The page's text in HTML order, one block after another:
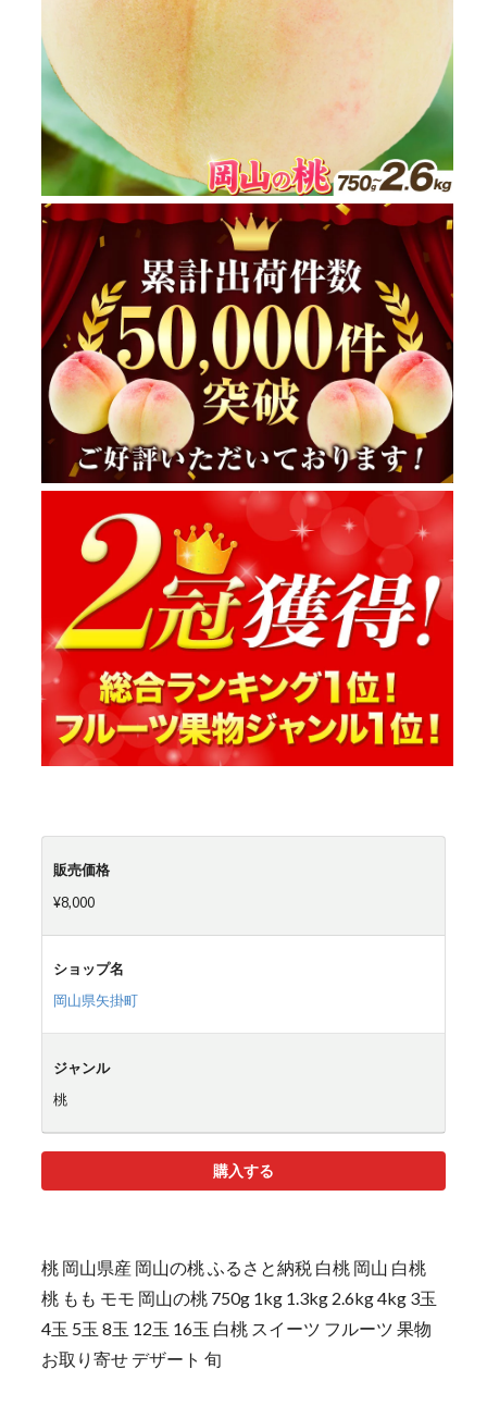
販売価格
¥8,000
ショップ名
岡山県矢掛町
ジャンル
桃
購入する
桃 岡山県産 岡山の桃 ふるさと納税 白桃 岡山 白桃
桃 もも モモ 岡山の桃 750g 1kg 1.3kg 2.6kg 4kg 3玉
4玉 5玉 8玉 12玉 16玉 白桃 スイーツ フルーツ 果物
お取り寄せ デザート 旬